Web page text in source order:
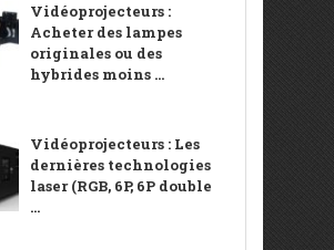
Vidéoprojecteurs :
Acheter des lampes
originales ou des
hybrides moins ...
Vidéoprojecteurs : Les
dernières technologies
laser (RGB, 6P, 6P double
...